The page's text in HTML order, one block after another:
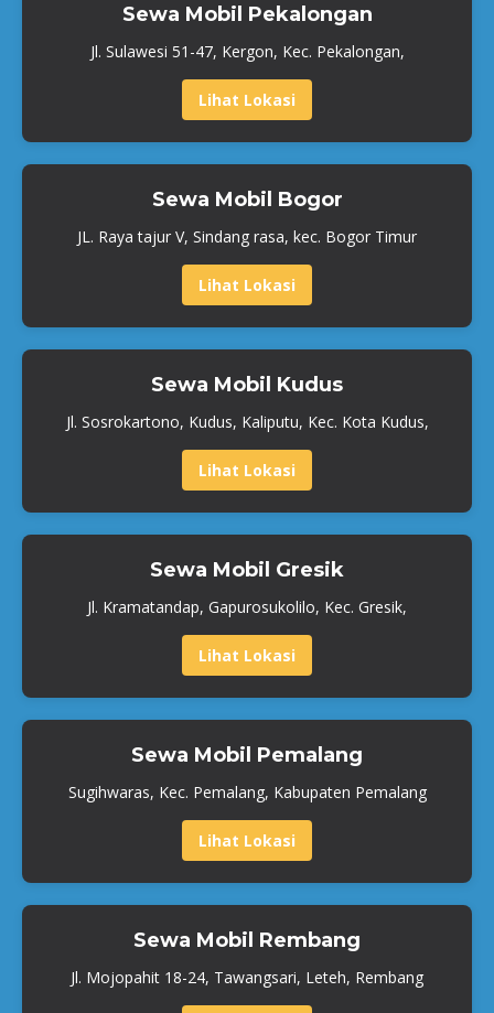
Sewa Mobil Pekalongan
Jl. Sulawesi 51-47, Kergon, Kec. Pekalongan,
Lihat Lokasi
Sewa Mobil Bogor
JL. Raya tajur V, Sindang rasa, kec. Bogor Timur
Lihat Lokasi
Sewa Mobil Kudus
Jl. Sosrokartono, Kudus, Kaliputu, Kec. Kota Kudus,
Lihat Lokasi
Sewa Mobil Gresik
Jl. Kramatandap, Gapurosukolilo, Kec. Gresik,
Lihat Lokasi
Sewa Mobil Pemalang
Sugihwaras, Kec. Pemalang, Kabupaten Pemalang
Lihat Lokasi
Sewa Mobil Rembang
Jl. Mojopahit 18-24, Tawangsari, Leteh, Rembang